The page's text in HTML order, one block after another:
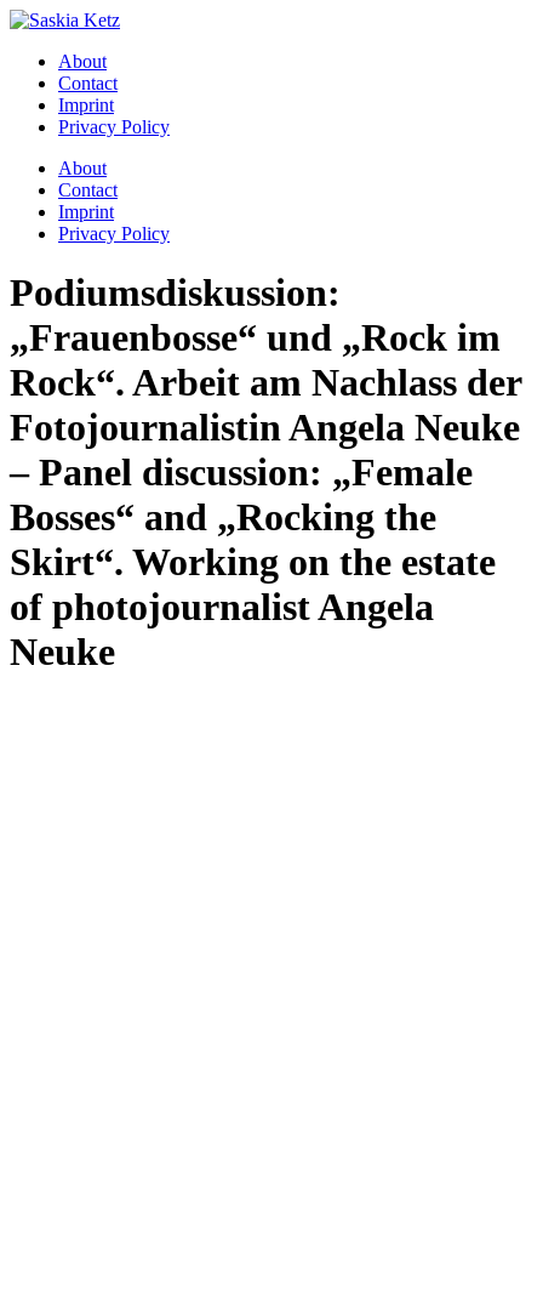
Zum
springenAbout
Contact
Imprint
Privacy Policy
Menü
About
Contact
Imprint
Privacy Policy
Podiumsdiskussion:
„Frauenbosse“ und „Rock im
Rock“. Arbeit am Nachlass der
Fotojournalistin Angela Neuke
– Panel discussion: „Female
Bosses“ and „Rocking the
Skirt“. Working on the estate
of photojournalist Angela
Neuke